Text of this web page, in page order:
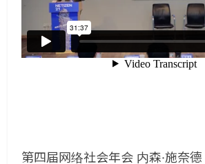
第四届网络社会年会 内森·施奈